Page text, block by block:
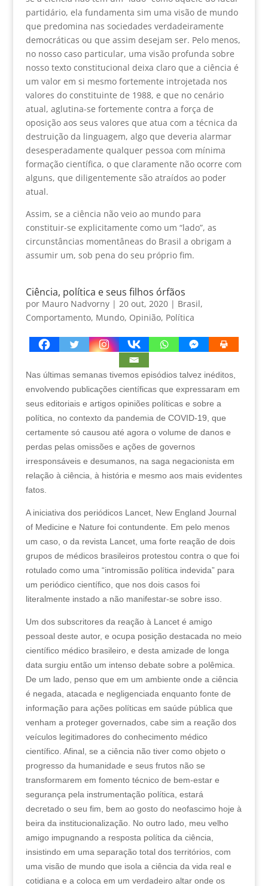
partidário, ela fundamenta sim uma visão de mundo
que predomina nas sociedades verdadeiramente
democráticas ou que assim desejam ser. Pelo menos,
no nosso caso particular, uma visão profunda sobre
nosso texto constitucional deixa claro que a ciência é
um valor em si mesmo fortemente introjetada nos
valores do constituinte de 1988, e que no cenário
atual, aglutina-se fortemente contra a força de
oposição aos seus valores que atua com a técnica da
destruição da linguagem, algo que deveria alarmar
desesperadamente qualquer pessoa com mínima
formação científica, o que claramente não ocorre com
alguns, que diligentemente são atraídos ao poder
atual.
Assim, se a ciência não veio ao mundo para
constituir-se explicitamente como um “lado”, as
circunstâncias momentâneas do Brasil a obrigam a
assumir um, sob pena do seu próprio fim.
Ciência, política e seus filhos órfãos
por Mauro Nadvorny| 20 out, 2020| Brasil,
Comportamento, Mundo, Opinião, Política
Nas últimas semanas tivemos episódios talvez inéditos,
envolvendo publicações científicas que expressaram em
seus editoriais e artigos opiniões políticas e sobre a
política, no contexto da pandemia de COVID-19, que
certamente só causou até agora o volume de danos e
perdas pelas omissões e ações de governos
irresponsáveis e desumanos, na saga negacionista em
relação à ciência, à história e mesmo aos mais evidentes
fatos.
A iniciativa dos periódicos Lancet, New England Journal
of Medicine e Nature foi contundente. Em pelo menos
um caso, o da revista Lancet, uma forte reação de dois
grupos de médicos brasileiros protestou contra o que foi
rotulado como uma “intromissão política indevida” para
um periódico científico, que nos dois casos foi
literalmente instado a não manifestar-se sobre isso.
Um dos subscritores da reação à Lancet é amigo
pessoal deste autor, e ocupa posição destacada no meio
científico médico brasileiro, e desta amizade de longa
data surgiu então um intenso debate sobre a polêmica.
De um lado, penso que em um ambiente onde a ciência
é negada, atacada e negligenciada enquanto fonte de
informação para ações políticas em saúde pública que
venham a proteger governados, cabe sim a reação dos
veículos legitimadores do conhecimento médico
científico. Afinal, se a ciência não tiver como objeto o
progresso da humanidade e seus frutos não se
transformarem em fomento técnico de bem-estar e
segurança pela instrumentação política, estará
decretado o seu fim, bem ao gosto do neofascimo hoje à
beira da institucionalização. No outro lado, meu velho
amigo impugnando a resposta política da ciência,
insistindo em uma separação total dos territórios, com
uma visão de mundo que isola a ciência da vida real e
cotidiana e a coloca em um verdadeiro altar onde os